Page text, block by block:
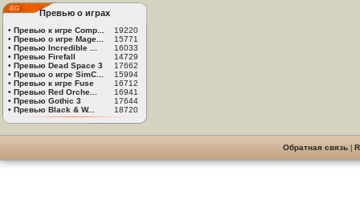
Превью о играх
• Превью к игре Comp...
19220
• Превью о игре Mage...
15771
• Превью Incredible ...
16033
• Превью Firefall
14729
• Превью Dead Space 3
17662
• Превью о игре SimC...
15994
• Превью к игре Fuse
16712
• Превью Red Orche...
16941
• Превью Gothic 3
17644
• Превью Black & W... 18720
Обратная связь